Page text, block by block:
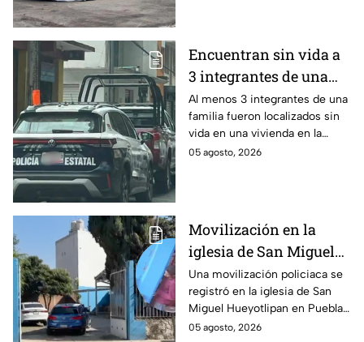
Encuentran sin vida a
3 integrantes de una
familia en vivienda de
Huauchinango, Puebla
hoy; se habrían
intoxicado
Al menos 3 integrantes de una
familia fueron localizados sin
vida en una vivienda en la
colonia El Paraíso,
05 agosto, 2026
Movilización en la
iglesia de San Miguel
Hueyotlipan en Puebla
hoy; retienen a
presunto ladrón
Una movilización policiaca se
registró en la iglesia de San
Miguel Hueyotlipan en Puebla
hoy 5 de agosto de 2026,
05 agosto, 2026